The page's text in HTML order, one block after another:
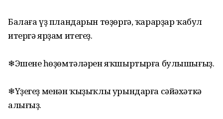
Балаға үҙ пландарын төҙөргә, ҡарарҙар ҡабул
итергә ярҙам итегеҙ.
❄Эшенең һөҙөмтәләрен яҡшыртырға булышығыҙ.
❄Үҙегеҙ менән ҡыҙыҡлы урындарға сәйәхәткә
алығыҙ.